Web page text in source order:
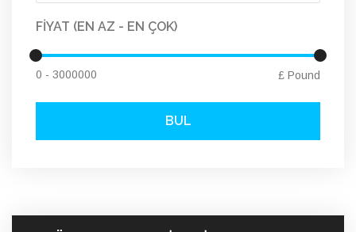
FİYAT (EN AZ - EN ÇOK)
£ Pound
BUL